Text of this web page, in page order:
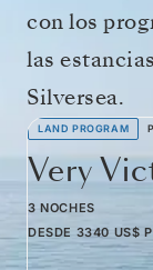
con los
las
Silversea.
LAND PROGRAM
Very
3 NOCHES
DESDE 3340 US$